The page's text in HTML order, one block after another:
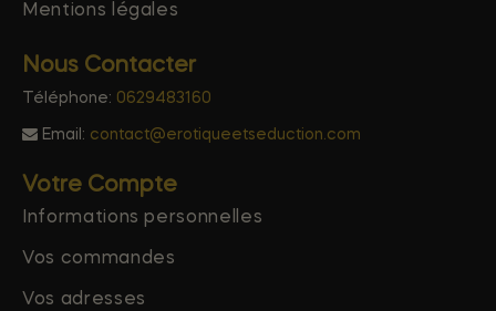
Mentions légales
Nous Contacter
Téléphone: 0629483160
Email: contact@erotiqueetseduction.com
Votre Compte
Informations personnelles
Vos commandes
Vos adresses